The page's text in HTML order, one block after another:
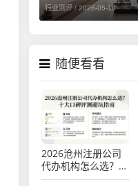
行业测评 /2026-05-10
随便看看
2026沧州注册公司
代办机构怎么选？十
大口碑评测避坑指南